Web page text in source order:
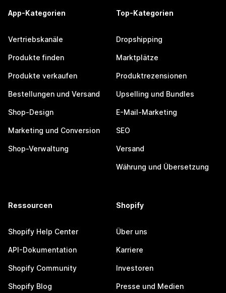
App-Kategorien
Vertriebskanäle
Produkte finden
Produkte verkaufen
Bestellungen und Versand
Shop-Design
Marketing und Conversion
Shop-Verwaltung
Top-Kategorien
Dropshipping
Marktplätze
Produktrezensionen
Upselling und Bundles
E-Mail-Marketing
SEO
Versand
Währung und Übersetzung
Ressourcen
Shopify Help Center
API-Dokumentation
Shopify Community
Shopify Blog
Shopify
Über uns
Karriere
Investoren
Presse und Medien